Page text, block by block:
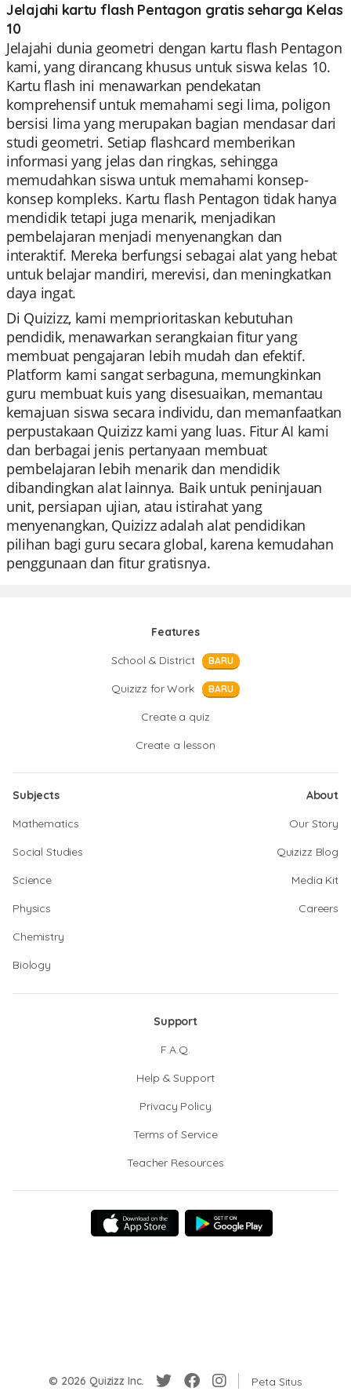
Jelajahi kartu flash Pentagon gratis seharga Kelas
10
Jelajahi dunia geometri dengan kartu flash Pentagon
kami, yang dirancang khusus untuk siswa kelas 10.
Kartu flash ini menawarkan pendekatan
komprehensif untuk memahami segi lima, poligon
bersisi lima yang merupakan bagian mendasar dari
studi geometri. Setiap flashcard memberikan
informasi yang jelas dan ringkas, sehingga
memudahkan siswa untuk memahami konsep-
konsep kompleks. Kartu flash Pentagon tidak hanya
mendidik tetapi juga menarik, menjadikan
pembelajaran menjadi menyenangkan dan
interaktif. Mereka berfungsi sebagai alat yang hebat
untuk belajar mandiri, merevisi, dan meningkatkan
daya ingat.
Di Quizizz, kami memprioritaskan kebutuhan
pendidik, menawarkan serangkaian fitur yang
membuat pengajaran lebih mudah dan efektif.
Platform kami sangat serbaguna, memungkinkan
guru membuat kuis yang disesuaikan, memantau
kemajuan siswa secara individu, dan memanfaatkan
perpustakaan Quizizz kami yang luas. Fitur AI kami
dan berbagai jenis pertanyaan membuat
pembelajaran lebih menarik dan mendidik
dibandingkan alat lainnya. Baik untuk peninjauan
unit, persiapan ujian, atau istirahat yang
menyenangkan, Quizizz adalah alat pendidikan
pilihan bagi guru secara global, karena kemudahan
penggunaan dan fitur gratisnya.
Features
School & District
BARU
Quizizz for Work BARU
Create a quiz
Create a lesson
Subjects
Mathematics
Social Studies
Science
Physics
Chemistry
Biology
About
Our Story
Quizizz Blog
Media Kit
Careers
Support
F.A.Q.
Help & Support
Privacy Policy
Terms of Service
Teacher Resources
© 2026 Quizizz Inc. Peta Situs